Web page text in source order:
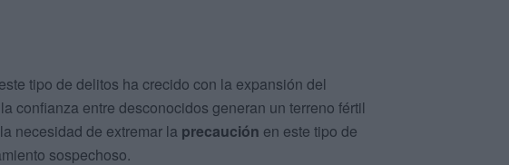
tipo de delitos ha crecido con la expansión del
confianza entre desconocidos generan un terreno fértil
necesidad de extremar la precaución en este tipo de
sospechoso.